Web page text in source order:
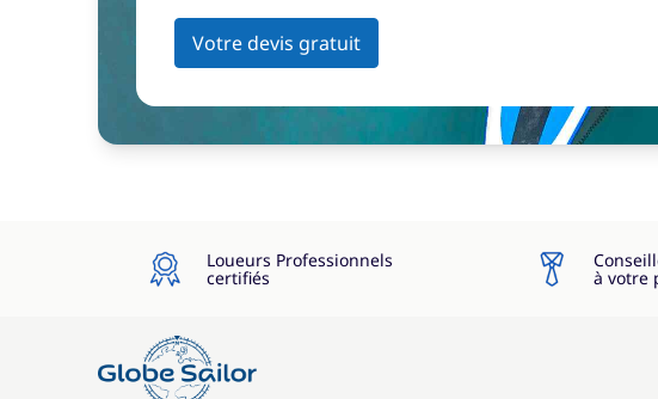
Votre devis gratuit
Loueurs Professionnels
certifiés à votre